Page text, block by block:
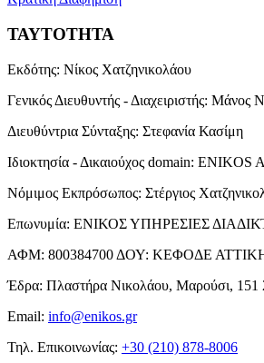
ΤΑΥΤΟΤΗΤΑ
Εκδότης: Νίκος Χατζηνικολάου
Γενικός Διευθυντής - Διαχειριστής: Μάνος
Διευθύντρια Σύνταξης: Στεφανία Κασίμη
Ιδιοκτησία - Δικαιούχος domain: ENIKOS
Νόμιμος Εκπρόσωπος: Στέργιος
Επωνυμία: ΕΝΙΚΟΣ ΥΠΗΡΕΣΙΕΣ
ΑΦΜ: 800384700 ΔΟΥ: ΚΕΦΟΔΕ
Έδρα: Πλαστήρα Νικολάου, Μαρούσι, 151
Email: info@enikos.gr
Τηλ. Επικοινωνίας: +30 (210) 878-8006